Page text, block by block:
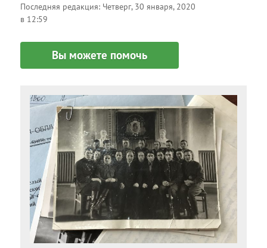
Последняя редакция: Четверг, 30 января, 2020
в 12:59
Вы можете помочь